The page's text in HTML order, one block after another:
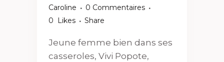
Caroline
0 Commentaires
0
Likes Share
Jeune femme bien dans ses
casseroles, Vivi Popote,